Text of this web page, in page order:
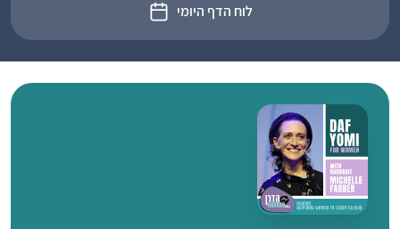
לוח הדף היומי